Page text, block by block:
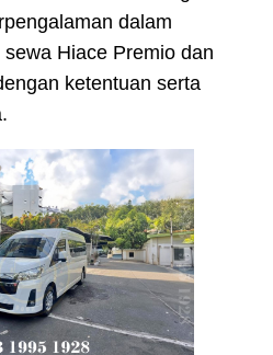
dalam
Hiace Premio dan
ketentuan serta